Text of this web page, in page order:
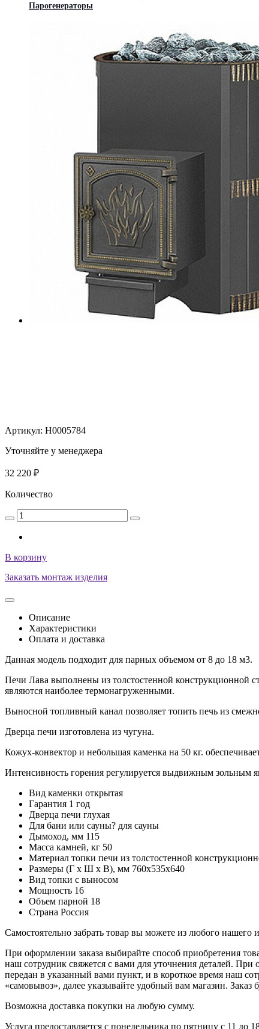
Парогенераторы
Артикул: Н0005784
Уточняйте у менеджера
32 220 ₽
Количество
В корзину
Заказать монтаж изделия
Описание
Характеристики
Оплата и доставка
Данная модель подходит для парных объемом от 8 до 18 м3.
Печи Лава выполнены из толстостенной конструкционной
являются наиболее термонагруженными.
Выносной топливный канал позволяет топить печь из
Дверца печи изготовлена из чугуна.
Кожух-конвектор и небольшая каменка на 50 кг.
Интенсивность горения регулируется выдвижным зольным
Вид каменки открытая
Гарантия 1 год
Дверца печи глухая
Для бани или сауны? для сауны
Дымоход, мм 115
Масса камней, кг 50
Материал топки печи из толстостенной
Размеры (Г х Ш х В), мм 760х535х640
Вид топки с выносом
Мощность 16
Объем парной 18
Страна Россия
Самостоятельно забрать товар вы можете из любого
При оформлении заказа выбирайте способ приобретения
наш сотрудник свяжется с вами для уточнения деталей. При
передан в указанный вами пункт, и в короткое время наш
«самовывоз», далее указывайте удобный вам магазин.
Возможна доставка покупки на любую сумму.
Услуга предоставляется с понедельника по пятницу с 11 до